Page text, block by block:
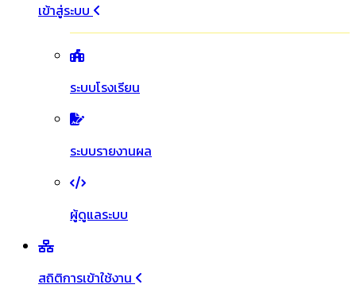
เข้าสู่ระบบ
ระบบโรงเรียน
ระบบรายงานผล
ผู้ดูแลระบบ
สถิติการเข้าใช้งาน